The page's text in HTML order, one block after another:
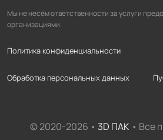
Мы не несём ответственности за услуги
организациями.
Политика конфиденциальности
Обработка персональных данных
© 2020-2026 • 3D ПАК• Все